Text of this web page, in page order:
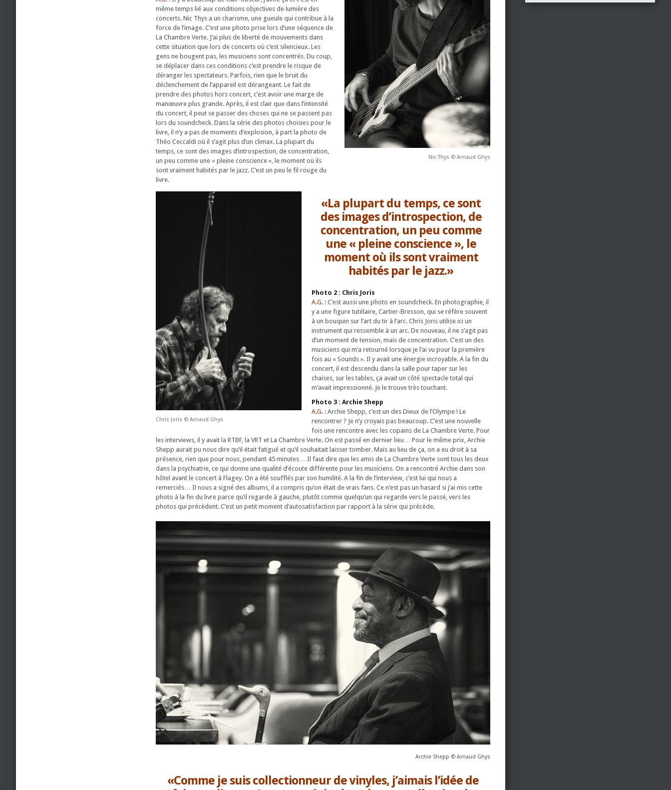
Nic Thys © Arnaud Ghys
même temps lié aux conditions objectives de lumière des
concerts. Nic Thys a un charisme, une gueule qui contribue à la
force de l’image. C’est une photo prise lors d’une séquence de
La Chambre Verte. J’ai plus de liberté de mouvements dans
cette situation que lors de concerts où c’est silencieux. Les
gens ne bougent pas, les musiciens sont concentrés. Du coup,
se déplacer dans ces conditions c’est prendre le risque de
déranger les spectateurs. Parfois, rien que le bruit du
déclenchement de l’appareil est dérangeant. Le fait de
prendre des photos hors concert, c’est avoir une marge de
manœuvre plus grande. Après, il est clair que dans l’intensité
du concert, il peut se passer des choses qui ne se passent pas
lors du soundcheck. Dans la série des photos choisies pour le
livre, il n’y a pas de moments d’explosion, à part la photo de
Théo Ceccaldi où il s’agit plus d’un climax. La plupart du
temps, ce sont des images d’introspection, de concentration,
un peu comme une « pleine conscience », le moment où ils
sont vraiment habités par le jazz. C’est un peu le fil rouge du
livre.
Chris Joris © Arnaud Ghys
«La plupart du temps, ce sont
des images d’introspection, de
concentration, un peu comme
une « pleine conscience », le
moment où ils sont vraiment
habités par le jazz.»
Photo 2 : Chris Joris
A.G. : C’est aussi une photo en soundcheck. En photographie, il
y a une figure tutélaire, Cartier-Bresson, qui se réfère souvent
à un bouquin sur l’art du tir à l’arc. Chris Joris utilise ici un
instrument qui ressemble à un arc. De nouveau, il ne s’agit pas
d’un moment de tension, mais de concentration. C’est un des
musiciens qui m’a retourné lorsque je l’ai vu pour la première
fois au « Sounds ». Il y avait une énergie incroyable. A la fin du
concert, il est descendu dans la salle pour taper sur les
chaises, sur les tables, ça avait un côté spectacle total qui
m’avait impressionné. Je le trouve très touchant.
Photo 3 : Archie Shepp
A.G. : Archie Shepp, c’est un des Dieux de l’Olympe ! Le
rencontrer ? Je n’y croyais pas beaucoup. C’est une nouvelle
fois une rencontre avec les copains de La Chambre Verte. Pour
les interviews, il y avait la RTBF, la VRT et La Chambre Verte. On est passé en dernier lieu… Pour le même prix, Archie
Shepp aurait pu nous dire qu’il était fatigué et qu’il souhaitait laisser tomber. Mais au lieu de ça, on a eu droit à sa
présence, rien que pour nous, pendant 45 minutes… Il faut dire que les amis de La Chambre Verte sont tous les deux
dans la psychiatrie, ce qui donne une qualité d’écoute différente pour les musiciens. On a rencontré Archie dans son
hôtel avant le concert à Flagey. On a été soufflés par son humilité. A la fin de l‘interview, c’est lui qui nous a
remerciés… Il nous a signé des albums, il a compris qu’on était de vrais fans. Ce n’est pas un hasard si j’ai mis cette
photo à la fin du livre parce qu’il regarde à gauche, plutôt comme quelqu’un qui regarde vers le passé, vers les
photos qui précèdent. C’est un petit moment d’autosatisfaction par rapport à la série qui précède.
Archie Shepp © Arnaud Ghys
«Comme je suis collectionneur de vinyles, j’aimais l’idée de